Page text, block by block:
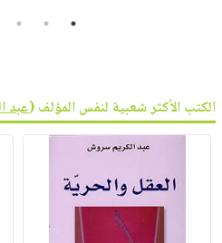
1
2
3
الكتب الأكثر شعبية لنفس المؤلف (عبد